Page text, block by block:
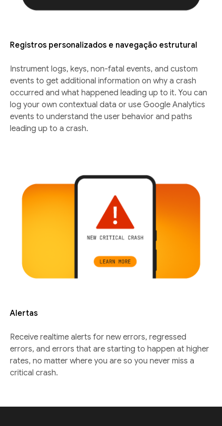
Registros personalizados e navegação estrutural
Instrument logs, keys, non-fatal events, and custom
events to get additional information on why a crash
occurred and what happened leading up to it. You can
log your own contextual data or use Google Analytics
events to understand the user behavior and paths
leading up to a crash.
Alertas
Receive realtime alerts for new errors, regressed
errors, and errors that are starting to happen at higher
rates, no matter where you are so you never miss a
critical crash.